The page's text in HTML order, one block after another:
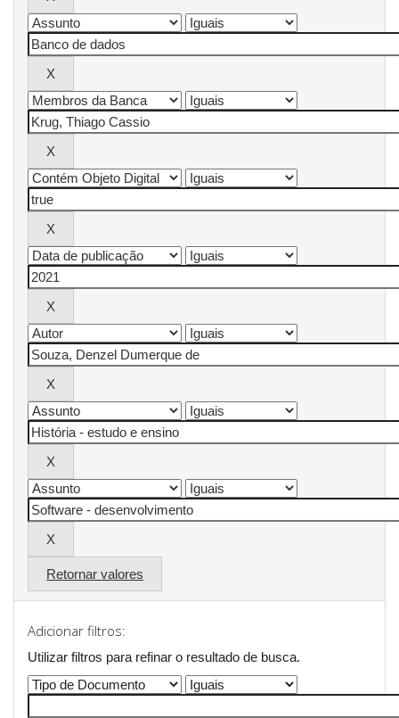
Retornar valores
Adicionar filtros:
Utilizar filtros para refinar o resultado de busca.